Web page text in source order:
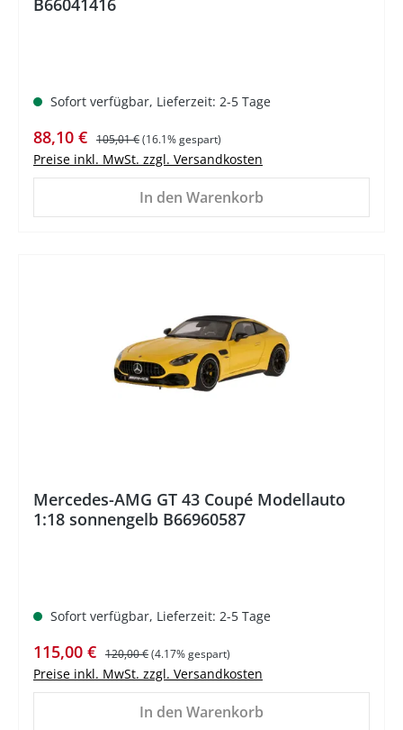
B66041416
Sofort verfügbar, Lieferzeit: 2-5 Tage
Verkaufspreis:
88,10 € Regulärer Preis:
105,01 €(16.1% gespart)
Preise inkl. MwSt. zzgl. Versandkosten
In den Warenkorb
Mercedes-AMG GT 43 Coupé Modellauto
1:18 sonnengelb B66960587
Sofort verfügbar, Lieferzeit: 2-5 Tage
Verkaufspreis:
115,00 € Regulärer Preis:
120,00 €(4.17% gespart)
Preise inkl. MwSt. zzgl. Versandkosten
In den Warenkorb